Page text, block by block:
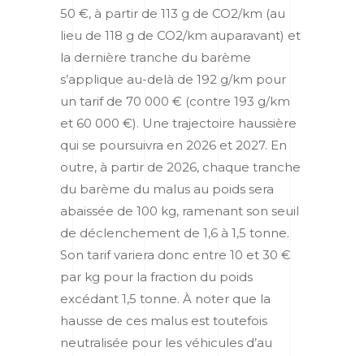
50 €, à partir de 113 g de CO2/km (au
lieu de 118 g de CO2/km auparavant) et
la dernière tranche du barème
s’applique au-delà de 192 g/km pour
un tarif de 70 000 € (contre 193 g/km
et 60 000 €). Une trajectoire haussière
qui se poursuivra en 2026 et 2027. En
outre, à partir de 2026, chaque tranche
du barème du malus au poids sera
abaissée de 100 kg, ramenant son seuil
de déclenchement de 1,6 à 1,5 tonne.
Son tarif variera donc entre 10 et 30 €
par kg pour la fraction du poids
excédant 1,5 tonne. À noter que la
hausse de ces malus est toutefois
neutralisée pour les véhicules d’au